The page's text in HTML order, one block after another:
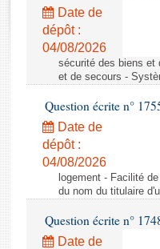
Rapports législatifs
Rapports sur l'application
Baromètre de
Dossiers législatifs
Budget et sécurité sociale
Questions écrites et
Comptes rendus des
Date de
dépôt :
04/08/2026
sécurité des biens et
et de secours -
Question écrite n°
Date de
dépôt :
04/08/2026
logement - Facilité
du nom du titulaire
Question écrite n°
Date de